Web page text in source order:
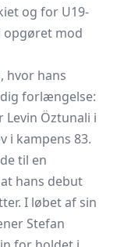
og for U19-
opgøret mod
hvor hans
forlængelse:
Öztunali i
i kampens 83.
til en
hans debut
I løbet af sin
Stefan